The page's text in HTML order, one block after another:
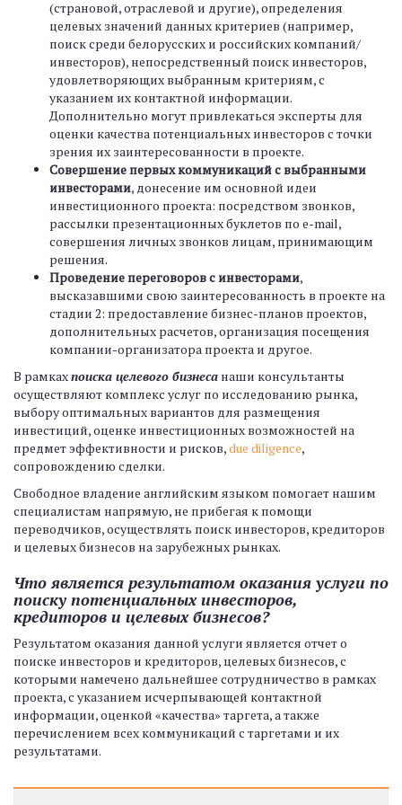
(страновой, отраслевой и другие), определения
целевых значений данных критериев (например,
поиск среди белорусских и российских компаний/
инвесторов), непосредственный поиск инвесторов,
удовлетворяющих выбранным критериям, с
указанием их контактной информации.
Дополнительно могут привлекаться эксперты для
оценки качества потенциальных инвесторов с точки
зрения их заинтересованности в проекте.
Совершение первых коммуникаций с выбранными
инвесторами, донесение им основной идеи
инвестиционного проекта: посредством звонков,
рассылки презентационных буклетов по e-mail,
совершения личных звонков лицам, принимающим
решения.
Проведение переговоров с инвесторами,
высказавшими свою заинтересованность в проекте на
стадии 2: предоставление бизнес-планов проектов,
дополнительных расчетов, организация посещения
компании-организатора проекта и другое.
В рамкахпоиска целевого бизнеса наши консультанты
осуществляют комплекс услуг по исследованию рынка,
выбору оптимальных вариантов для размещения
инвестиций, оценке инвестиционных возможностей на
предмет эффективности и рисков,due diligence,
сопровождению сделки.
Свободное владение английским языком помогает нашим
специалистам напрямую, не прибегая к помощи
переводчиков, осуществлять поиск инвесторов, кредиторов
и целевых бизнесов на зарубежных рынках.
Что является результатом оказания услуги по
поиску потенциальных инвесторов,
кредиторов и целевых бизнесов?
Результатом оказания данной услуги является отчет о
поиске инвесторов и кредиторов, целевых бизнесов, с
которыми намечено дальнейшее сотрудничество в рамках
проекта, с указанием исчерпывающей контактной
информации, оценкой «качества» таргета, а также
перечислением всех коммуникаций с таргетами и их
результатами.